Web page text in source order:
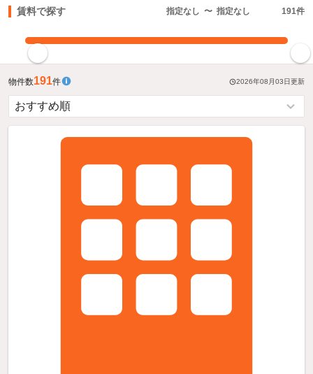
賃料で探す 指定なし 〜 指定なし 191件
物件数191件 2026年08月03日更新